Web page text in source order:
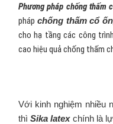
Phương pháp chống thấm
pháp chống thấm cổ
cho hạ tầng các công
cao hiệu quả chống thấm
Với kinh nghiệm nhiều
thìSika latexchính là